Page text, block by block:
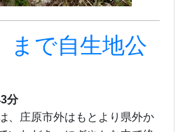
まで自生地公
分
、庄原市外はもとより県外か